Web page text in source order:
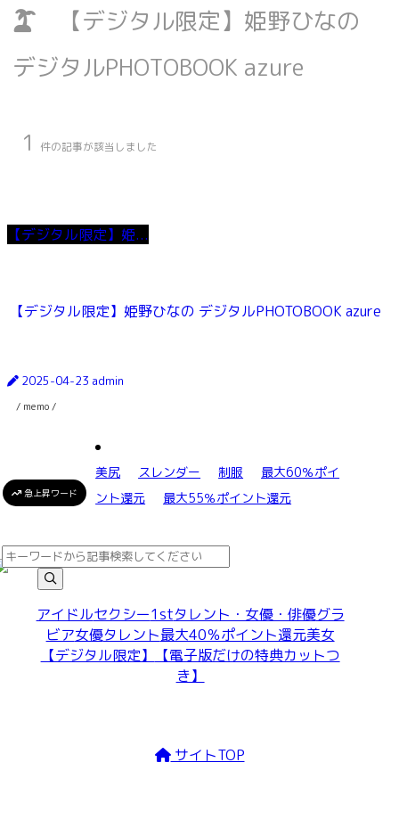
【デジタル限定】姫野ひなの
デジタルPHOTOBOOK azure
1 件の記事が該当しました
【デジタル限定】姫...
【デジタル限定】姫野ひなの デジタルPHOTOBOOK azure
2025-04-23 admin
/ memo /
急上昇ワード
美尻 スレンダー 制服
最大60％ポイ
ント還元
最大55％ポイント還元
アイドルセクシー1stタレント・女優・俳優グラ
ビア女優タレント最大40％ポイント還元美女
【デジタル限定】
【電子版だけの特典カットつ
き】
サイトTOP